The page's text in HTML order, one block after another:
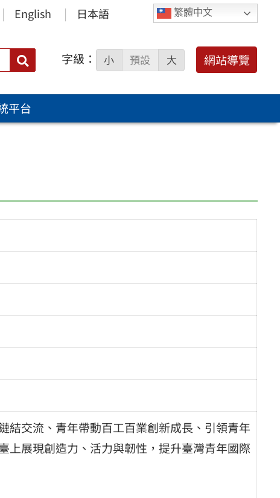
繁體中文
English 日本語
搜
尋：
字級： 小 預設 大 網站導覽
平台
結交流、青年帶動百工百業創新成長、引領青年
上展現創造力、活力與韌性，提升臺灣青年國際